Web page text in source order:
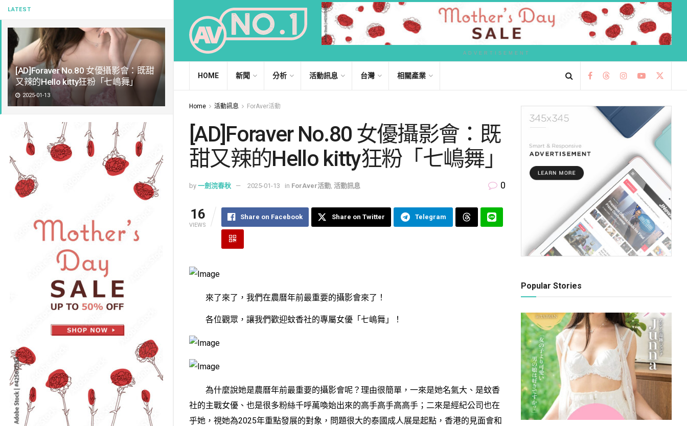
LATEST
[AD]Foraver No.80 女優攝影會：既甜
又辣的Hello kitty狂粉「七嶋舞」
2025-01-13
ADVERTISEMENT
HOME 新聞 分析 活動訊息 台灣 相關產業
Home 活動訊息 ForAver活動
[AD]Foraver No.80 女優攝影會：既
甜又辣的Hello kitty狂粉「七嶋舞」
by 一劍浣春秋 2025-01-13 in ForAver活動 活動訊息 0
16
VIEWS
Share on Facebook Share on Twitter Telegram
來了來了，我們在農曆年前最重要的攝影會來了！
各位觀眾，讓我們歡迎蚊香社的專屬女優「七嶋舞」！
為什麼說她是農曆年前最重要的攝影會呢？理由很簡單，一來是她名氣大、是蚊香
社的主戰女優、也是很多粉絲千呼萬喚始出來的高手高手高高手；二來是經紀公司也在
乎她，視她為2025年重點發展的對象，問題很大的泰國成人展是起點，香港的見面會和
Popular Stories